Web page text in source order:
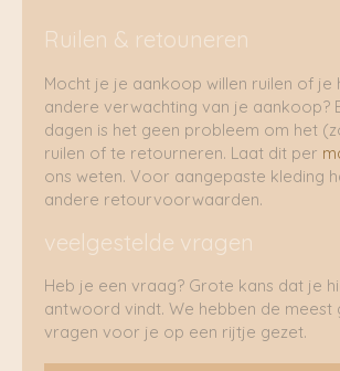
Ruilen & retouneren
Mocht je je aankoop willen ruilen of je
andere verwachting van je aankoop?
dagen is het geen probleem om het
ruilen of te retourneren. Laat dit per
ons weten. Voor aangepaste kleding
andere retourvoorwaarden.
veelgestelde vragen
Heb je een vraag? Grote kans dat je
antwoord vindt. We hebben de meest
vragen voor je op een rijtje gezet.